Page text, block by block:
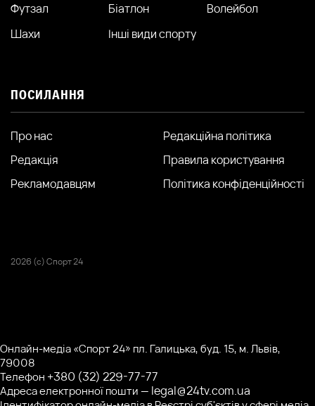
Футзал
Біатлон
Волейбол
Шахи
Інші види спорту
ПОСИЛАННЯ
Про нас
Редакція
Рекламодавцям
Редакційна політика
Правила користування
Політика конфіденційності
2026 (с) Спорт 24
Онлайн-медіа «Спорт 24» пл. Галицька, буд. 15, м. Львів,
79008
Телефон +380 (32) 229-77-77
Адреса електронної пошти — legal@24tv.com.ua